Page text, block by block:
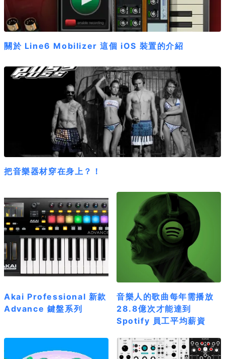
關於 Line6 Mobilizer 這個 iOS 裝置的介紹
把音樂器材穿在身上？！
Akai Professional 新款
Advance 鍵盤系列
音樂人的歌曲每年需播放
28.8億次才能達到
Spotify 員工平均薪資